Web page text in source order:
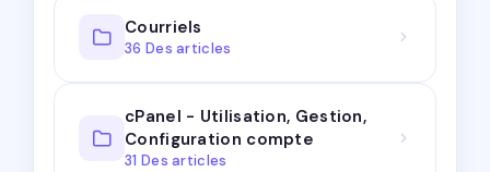
Courriels
36 Des articles
cPanel - Utilisation, Gestion,
Configuration compte
31 Des articles